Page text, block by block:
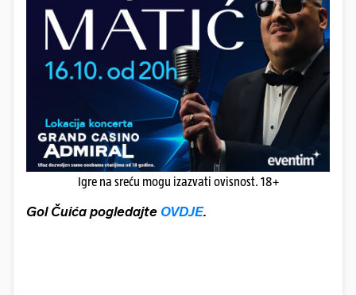
Igre na sreću mogu izazvati ovisnost. 18+
Gol Čuića pogledajte OVDJE.